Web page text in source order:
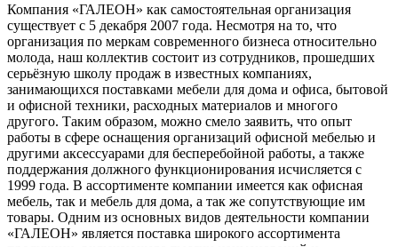
Компания «ГАЛЕОН» как самостоятельная организация
существует с 5 декабря 2007 года. Несмотря на то, что
организация по меркам современного бизнеса относительно
молода, наш коллектив состоит из сотрудников, прошедших
серьёзную школу продаж в известных компаниях,
занимающихся поставками мебели для дома и офиса, бытовой
и офисной техники, расходных материалов и многого
другого. Таким образом, можно смело заявить, что опыт
работы в сфере оснащения организаций офисной мебелью и
другими аксессуарами для бесперебойной работы, а также
поддержания должного функционирования исчисляется с
1999 года. В ассортименте компании имеется как офисная
мебель, так и мебель для дома, а так же сопутствующие им
товары. Одним из основных видов деятельности компании
«ГАЛЕОН» является поставка широкого ассортимента